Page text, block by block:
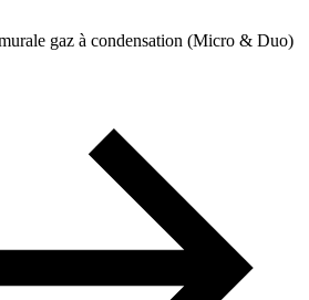
gaz à condensation (Micro & Duo)